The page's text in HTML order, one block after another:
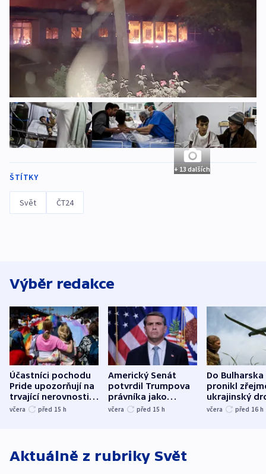
+ 13 dalších
ŠTÍTKY
Svět ČT24
Výběr redakce
Účastníci pochodu
Pride upozorňují na
trvající nerovnosti i
společenskou
včera před 15 h
Americký Senát
potvrdil Trumpova
právníka jako
ministra
včera před 15 h
Do Bulharska
pronikl
ukrajinský
explodoval
včera před 16 h
Aktuálně z rubriky Svět